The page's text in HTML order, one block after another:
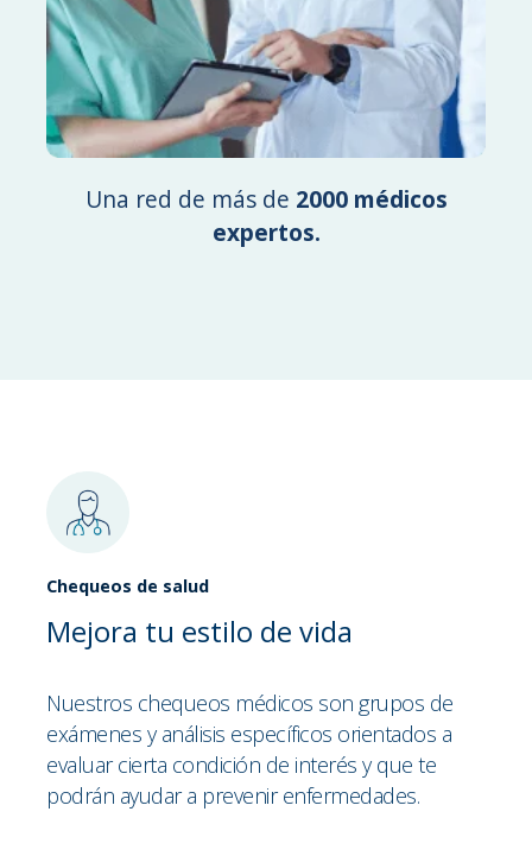
Una red de más de 2000 médicos
expertos.
Chequeos de salud
Mejora tu estilo de vida
Nuestros chequeos médicos son grupos de
exámenes y análisis específicos orientados a
evaluar cierta condición de interés y que te
podrán ayudar a prevenir enfermedades.